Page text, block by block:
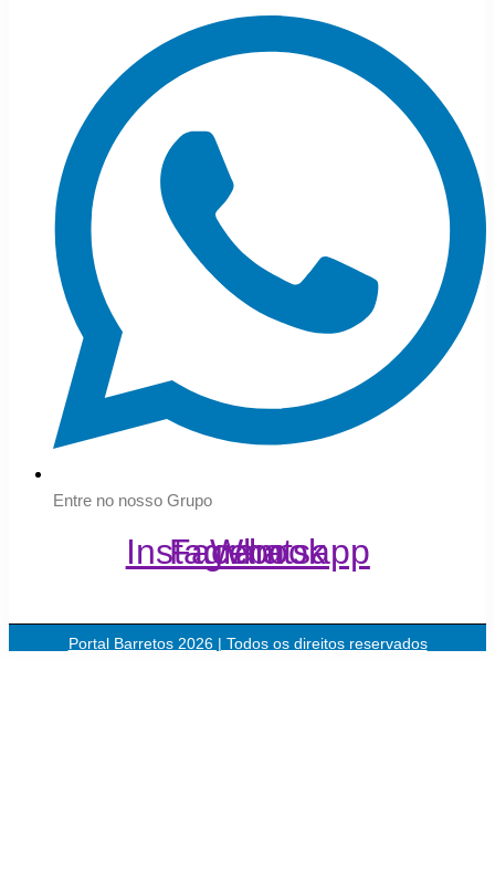
Entre no nosso Grupo
Instagram
Facebook
Whatsapp
Portal Barretos 2026 | Todos os direitos reservados